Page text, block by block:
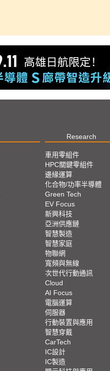
Research
車用零組件
HPC關鍵零組件
邊緣運算
化合物/功率半導體
Green Tech
EV Focus
新興科技
亞洲供應鏈
智慧製造
智慧家庭
物聯網
寬頻與無線
次世代行動通訊
Cloud
AI Focus
電腦運算
伺服器
行動裝置與應用
智慧穿戴
CarTech
IC設計
IC製造